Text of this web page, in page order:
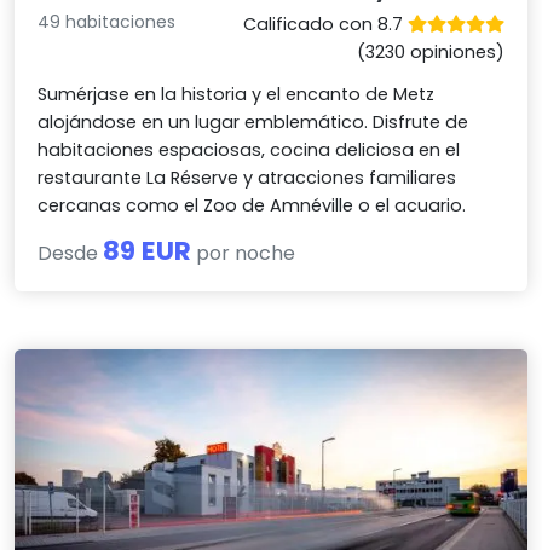
49 habitaciones
Calificado con 8.7
(3230 opiniones)
Sumérjase en la historia y el encanto de Metz
alojándose en un lugar emblemático. Disfrute de
habitaciones espaciosas, cocina deliciosa en el
restaurante La Réserve y atracciones familiares
cercanas como el Zoo de Amnéville o el acuario.
Desde 89 EUR por noche